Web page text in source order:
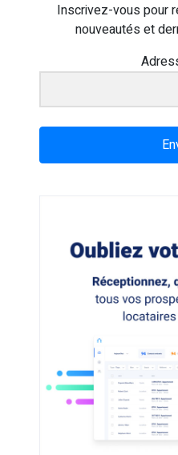
Inscrivez-vous pour
nouveautés et